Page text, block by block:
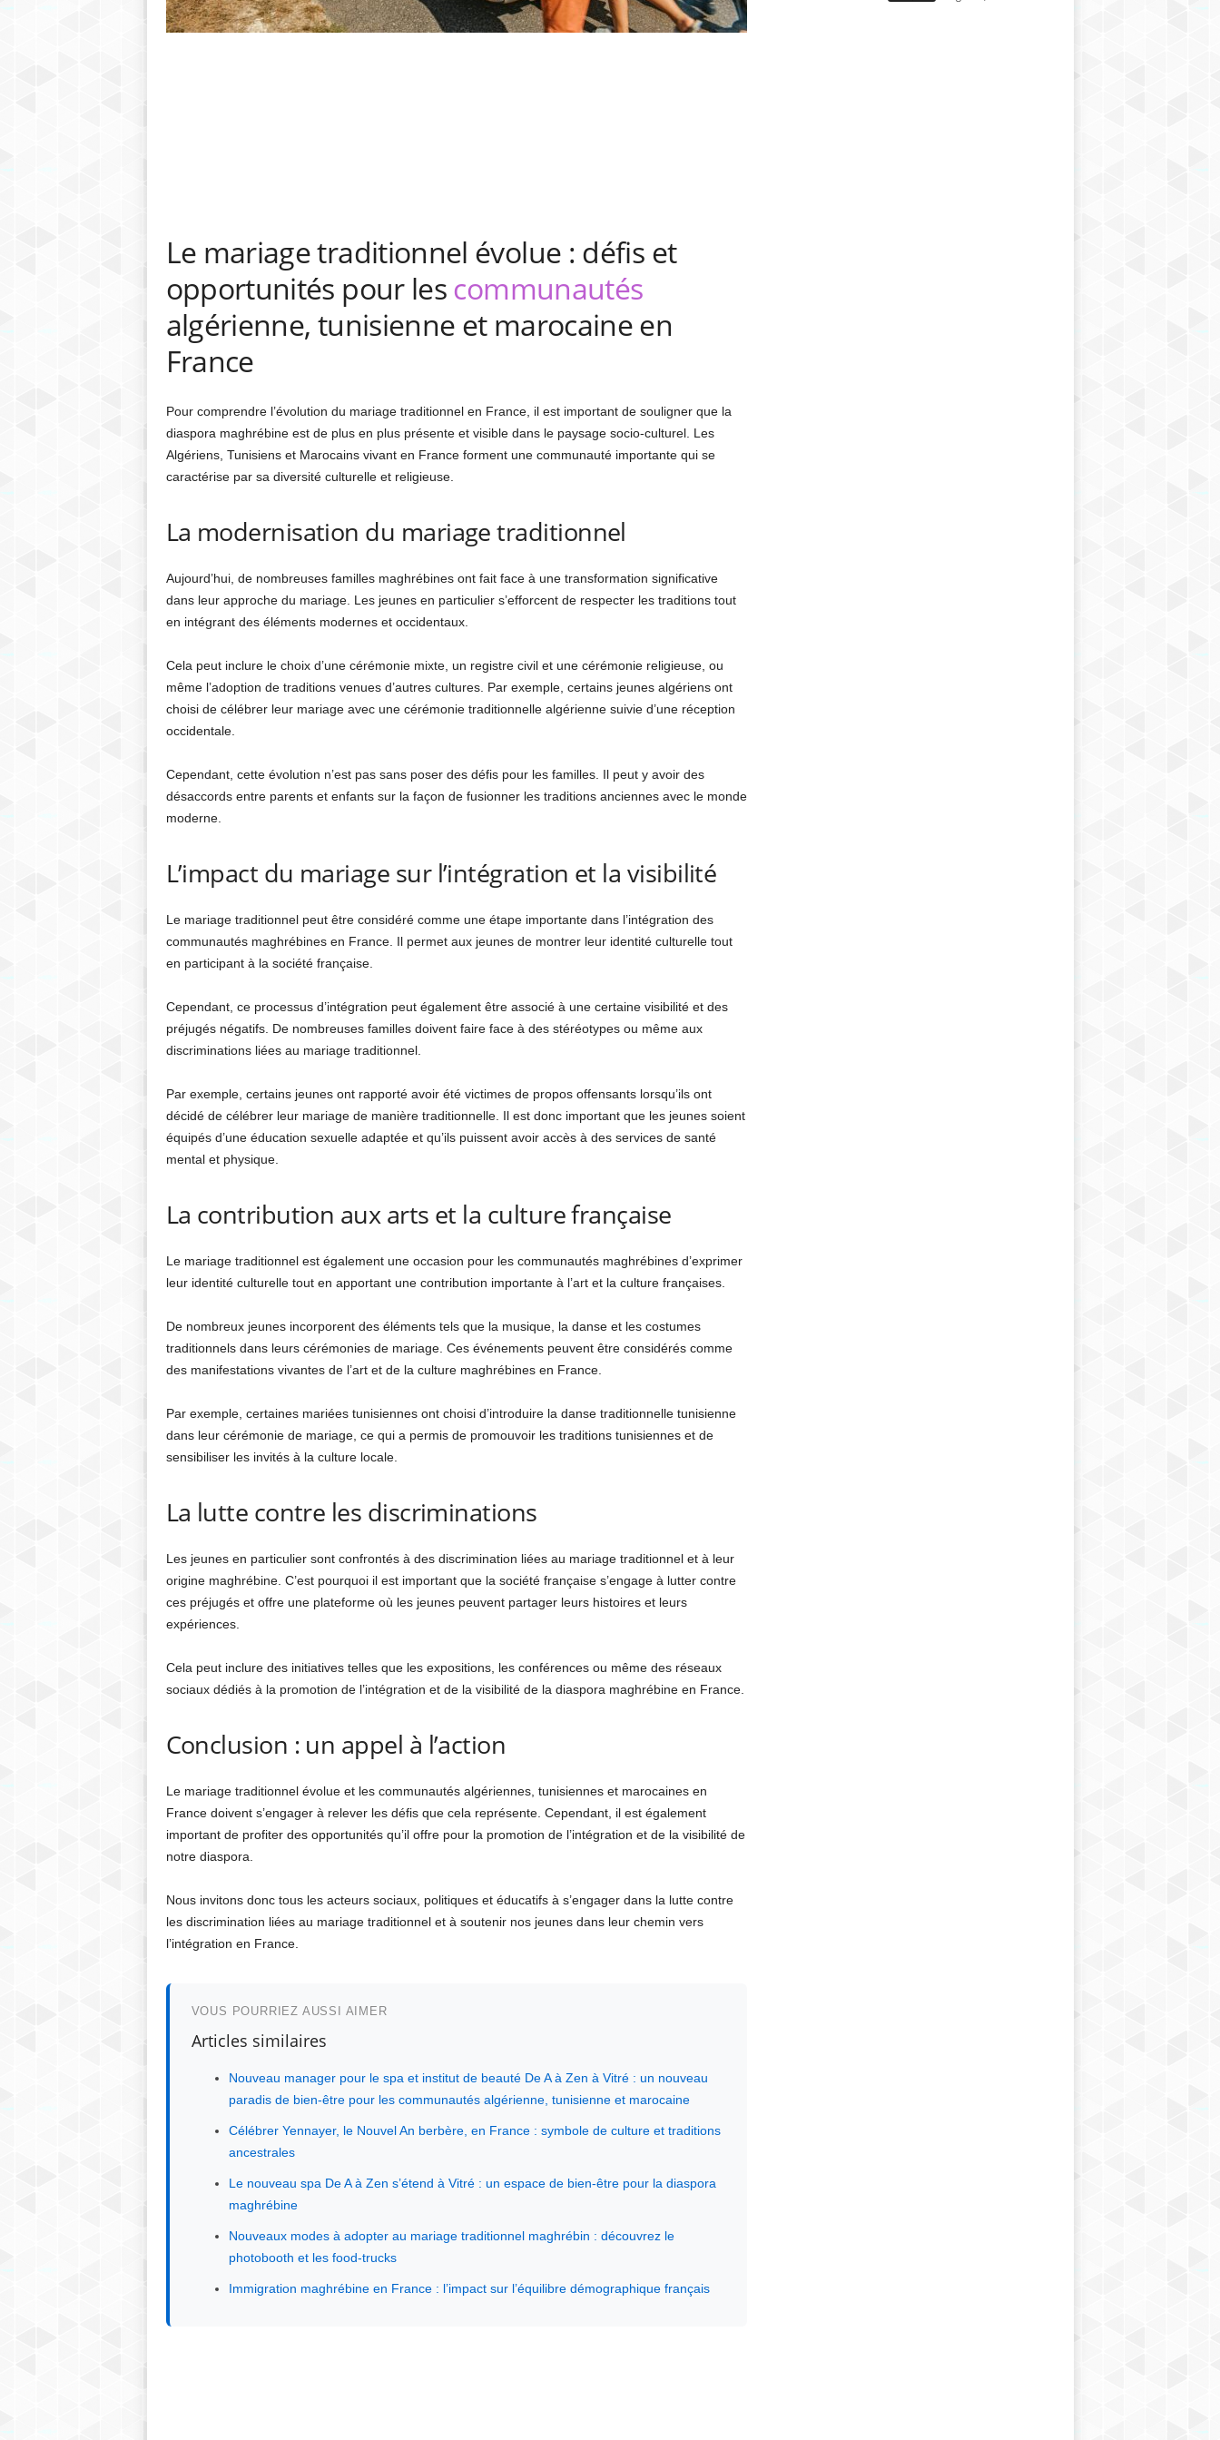
Le mariage traditionnel évolue : défis et
opportunités pour lescommunautés
algérienne, tunisienne et marocaine en
France
Pour comprendre l’évolution du mariage traditionnel en France, il est important de souligner que la
diaspora maghrébine est de plus en plus présente et visible dans le paysage socio-culturel. Les
Algériens, Tunisiens et Marocains vivant en France forment une communauté importante qui se
caractérise par sa diversité culturelle et religieuse.
La modernisation du mariage traditionnel
Aujourd’hui, de nombreuses familles maghrébines ont fait face à une transformation significative
dans leur approche du mariage. Les jeunes en particulier s’efforcent de respecter les traditions tout
en intégrant des éléments modernes et occidentaux.
Cela peut inclure le choix d’une cérémonie mixte, un registre civil et une cérémonie religieuse, ou
même l’adoption de traditions venues d’autres cultures. Par exemple, certains jeunes algériens ont
choisi de célébrer leur mariage avec une cérémonie traditionnelle algérienne suivie d’une réception
occidentale.
Cependant, cette évolution n’est pas sans poser des défis pour les familles. Il peut y avoir des
désaccords entre parents et enfants sur la façon de fusionner les traditions anciennes avec le monde
moderne.
L’impact du mariage sur l’intégration et la visibilité
Le mariage traditionnel peut être considéré comme une étape importante dans l’intégration des
communautés maghrébines en France. Il permet aux jeunes de montrer leur identité culturelle tout
en participant à la société française.
Cependant, ce processus d’intégration peut également être associé à une certaine visibilité et des
préjugés négatifs. De nombreuses familles doivent faire face à des stéréotypes ou même aux
discriminations liées au mariage traditionnel.
Par exemple, certains jeunes ont rapporté avoir été victimes de propos offensants lorsqu’ils ont
décidé de célébrer leur mariage de manière traditionnelle. Il est donc important que les jeunes soient
équipés d’une éducation sexuelle adaptée et qu’ils puissent avoir accès à des services de santé
mental et physique.
La contribution aux arts et la culture française
Le mariage traditionnel est également une occasion pour les communautés maghrébines d’exprimer
leur identité culturelle tout en apportant une contribution importante à l’art et la culture françaises.
De nombreux jeunes incorporent des éléments tels que la musique, la danse et les costumes
traditionnels dans leurs cérémonies de mariage. Ces événements peuvent être considérés comme
des manifestations vivantes de l’art et de la culture maghrébines en France.
Par exemple, certaines mariées tunisiennes ont choisi d’introduire la danse traditionnelle tunisienne
dans leur cérémonie de mariage, ce qui a permis de promouvoir les traditions tunisiennes et de
sensibiliser les invités à la culture locale.
La lutte contre les discriminations
Les jeunes en particulier sont confrontés à des discrimination liées au mariage traditionnel et à leur
origine maghrébine. C’est pourquoi il est important que la société française s’engage à lutter contre
ces préjugés et offre une plateforme où les jeunes peuvent partager leurs histoires et leurs
expériences.
Cela peut inclure des initiatives telles que les expositions, les conférences ou même des réseaux
sociaux dédiés à la promotion de l’intégration et de la visibilité de la diaspora maghrébine en France.
Conclusion : un appel à l’action
Le mariage traditionnel évolue et les communautés algériennes, tunisiennes et marocaines en
France doivent s’engager à relever les défis que cela représente. Cependant, il est également
important de profiter des opportunités qu’il offre pour la promotion de l’intégration et de la visibilité de
notre diaspora.
Nous invitons donc tous les acteurs sociaux, politiques et éducatifs à s’engager dans la lutte contre
les discrimination liées au mariage traditionnel et à soutenir nos jeunes dans leur chemin vers
l’intégration en France.
VOUS POURRIEZ AUSSI AIMER
Articles similaires
Nouveau manager pour le spa et institut de beauté De A à Zen à Vitré : un nouveau
paradis de bien-être pour les communautés algérienne, tunisienne et marocaine
Célébrer Yennayer, le Nouvel An berbère, en France : symbole de culture et traditions
ancestrales
Le nouveau spa De A à Zen s’étend à Vitré : un espace de bien-être pour la diaspora
maghrébine
Nouveaux modes à adopter au mariage traditionnel maghrébin : découvrez le
photobooth et les food-trucks
Immigration maghrébine en France : l’impact sur l’équilibre démographique français